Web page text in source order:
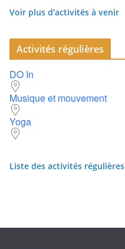
Voir plus d'activités à venir
Activités régulières
DO In
Musique et mouvement
Yoga
Liste des activités régulières